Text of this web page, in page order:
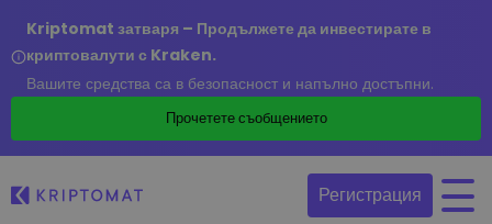
Kriptomat затваря – Продължете да инвестирате в
криптовалути с Kraken.
Вашите средства са в безопасност и напълно достъпни.
Прочетете съобщението
Регистрация